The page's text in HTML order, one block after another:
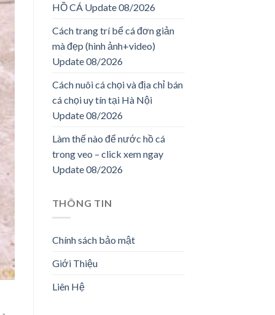
HỒ CÁ Update 08/2026
Cách trang trí bể cá đơn giản
mà đẹp (hình ảnh+video)
Update 08/2026
Cách nuôi cá chọi và địa chỉ bán
cá chọi uy tín tại Hà Nội
Update 08/2026
Làm thế nào để nước hồ cá
trong veo – click xem ngay
Update 08/2026
THÔNG TIN
Chính sách bảo mật
Giới Thiệu
Liên Hệ